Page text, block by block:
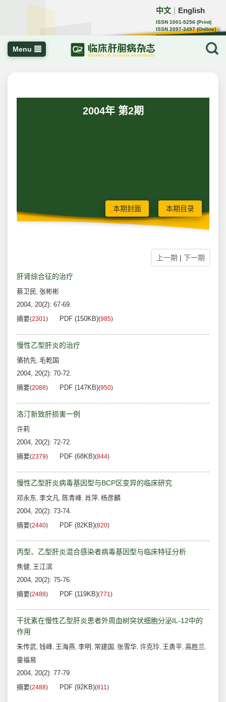
中文 English
ISSN 1001-5256 (Print)
ISSN 2097-3497 (Online)
CN 22-1108/R
Menu
2004年 第2期
本期封面 本期目录
上一期 | 下一期
肝肾综合征的治疗
蔡卫民, 张彬彬
2004, 20(2): 67-69.
摘要(2301) PDF (150KB)(985)
慢性乙型肝炎的治疗
骆抗先, 毛乾国
2004, 20(2): 70-72.
摘要(2088) PDF (147KB)(950)
洛汀新致肝损害一例
许莉
2004, 20(2): 72-72.
摘要(2379) PDF (68KB)(844)
慢性乙型肝炎病毒基因型与BCP区变异的临床研究
邓永东, 李文凡, 陈青峰, 肖萍, 杨彦麟
2004, 20(2): 73-74.
摘要(2440) PDF (82KB)(820)
丙型、乙型肝炎混合感染者病毒基因型与临床特征分析
焦健, 王江滨
2004, 20(2): 75-76.
摘要(2488) PDF (119KB)(771)
干扰素在慢性乙型肝炎患者外周血树突状细胞分泌IL-12中的
作用
朱传武, 钱峰, 王海燕, 李明 , 常建国 , 张雪华, 许克玲, 王勇平, 高胜兰,
童福易
2004, 20(2): 77-79.
摘要(2488) PDF (92KB)(811)